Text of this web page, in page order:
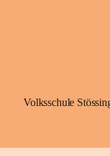
Volksschule